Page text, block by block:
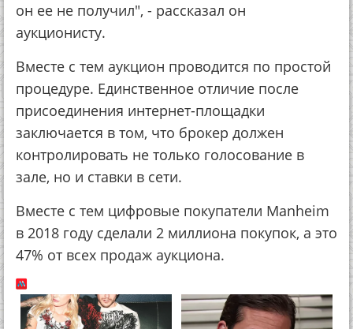
он ее не получил", - рассказал он
аукционисту.
Вместе с тем аукцион проводится по простой
процедуре. Единственное отличие после
присоединения интернет-площадки
заключается в том, что брокер должен
контролировать не только голосование в
зале, но и ставки в сети.
Вместе с тем цифровые покупатели Manheim
в 2018 году сделали 2 миллиона покупок, а это
47% от всех продаж аукциона.